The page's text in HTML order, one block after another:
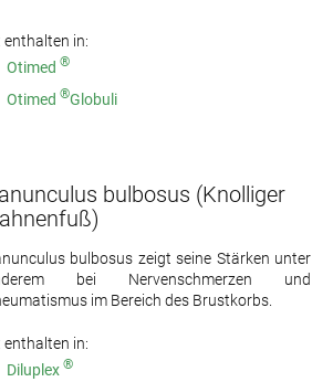
enthalten in:
Otimed ®
Otimed ®Globuli
bulbosus (Knolliger
bulbosus zeigt seine Stärken unter
bei Nervenschmerzen und
im Bereich des Brustkorbs.
enthalten in:
Diluplex ®